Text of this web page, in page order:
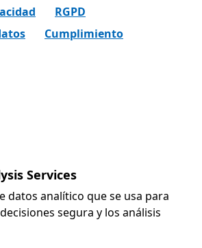
RGPD
Cumplimiento
Services
datos analítico que se usa para
segura y los análisis